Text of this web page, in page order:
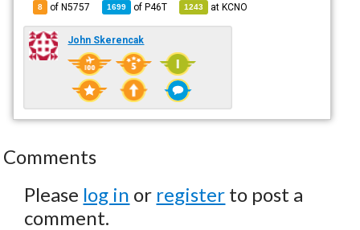
8 of N5757 1699 ofP46T 1243 atKCNO
John Skerencak
Comments
Please log in or register to post a
comment.